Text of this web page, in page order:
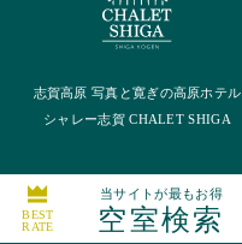
志賀高原 写真と寛ぎの高原ホテル
シャレー志賀 CHALET SHIGA
BEST
RATE
当サイトが最もお得
空室検索